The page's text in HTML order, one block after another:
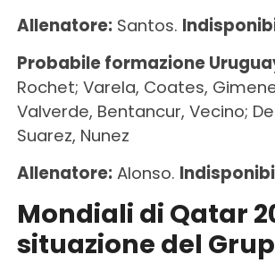
Allenatore:Santos.
Probabile formazione
Rochet; Varela, Coates,
Valverde, Bentancur, Vecino;
Suarez, Nunez
Allenatore:Alonso.
Mondiali di Qatar
situazione del